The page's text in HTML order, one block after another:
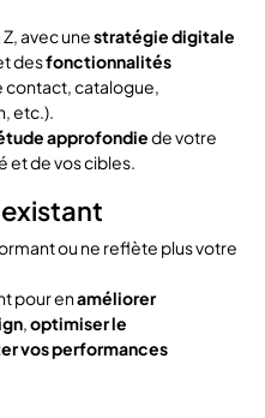
avec unestratégie digitale
desfonctionnalités
contact, catalogue,
etc.).
approfondiede votre
et de vos cibles.
ou ne reflète plus votre
pour enaméliorer
,optimiser le
vos performances